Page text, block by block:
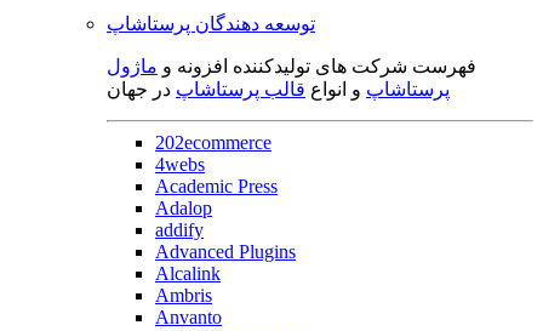
توسعه دهندگان پرستاشاپ
فهرست شرکت های تولیدکننده افزونه و ماژول
پرستاشاپ و انواع قالب پرستاشاپ در جهان
202ecommerce
4webs
Academic Press
Adalop
addify
Advanced Plugins
Alcalink
Ambris
Anvanto